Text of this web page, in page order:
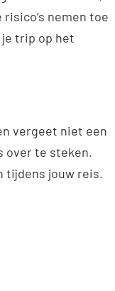
nemen toe
trip op het
vergeet niet een
over te steken.
tijdens jouw reis.